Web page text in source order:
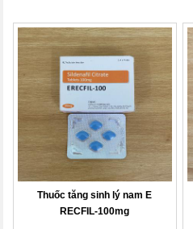
Thuốc tăng sinh lý nam E
RECFIL-100mg